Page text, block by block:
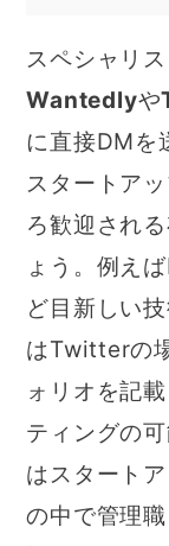
スペシャリ
Wantedlyや
に直接DMを
スタートア
ろ歓迎され
ょう。例え
ど目新しい
はTwitterの
ォリオを記
ティングの
はスタート
の中で管理